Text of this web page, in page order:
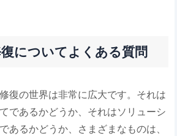
についてよくある質問
復の世界は非常に広大です。それは
であるかどうか、それはソリューシ
あるかどうか、さまざまなものは、